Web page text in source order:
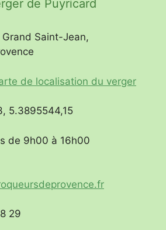
de Puyricard
Saint-Jean,
de localisation du verger
5.3895544,15
de 9h00 à 16h00
29